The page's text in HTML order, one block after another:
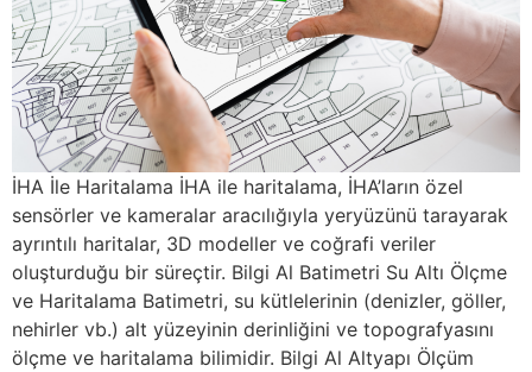
İHA İle Haritalama İHA ile haritalama, İHA’ların özel
sensörler ve kameralar aracılığıyla yeryüzünü tarayarak
ayrıntılı haritalar, 3D modeller ve coğrafi veriler
oluşturduğu bir süreçtir. Bilgi Al Batimetri Su Altı Ölçme
ve Haritalama Batimetri, su kütlelerinin (denizler, göller,
nehirler vb.) alt yüzeyinin derinliğini ve topografyasını
ölçme ve haritalama bilimidir. Bilgi Al Altyapı Ölçüm